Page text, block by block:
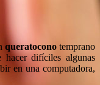
queratoconotemprano
hacer difíciles algunas
en una computadora,